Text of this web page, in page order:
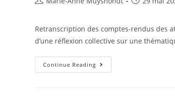
Retranscription des comptes-rendus des
d’une réflexion collective sur une
Continue Reading